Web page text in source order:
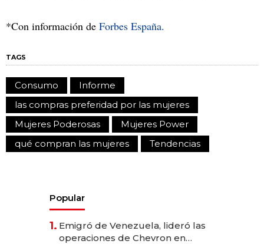
*Con información de Forbes España.
TAGS
Consumo
Informe
las compras preferidad por las mujeres
Mujeres Poderosas
Mujeres Power
qué compran las mujeres
Tendencias
Popular
1. Emigró de Venezuela, lideró las
operaciones de Chevron en